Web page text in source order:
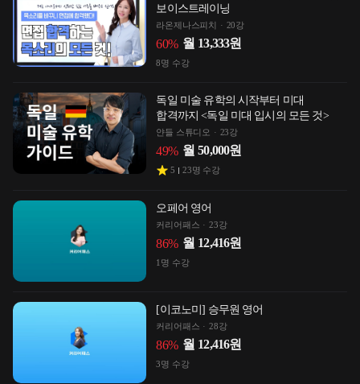
보이스트레이닝
라온제나스피치 20강
60% 월 13,333원
8명 수강
독일 미술 유학의 시작부터 미대
합격까지 <독일 미대 입시의 모든 것>
얀들 스튜디오 23강
49% 월 50,000원
5 23명 수강
오페어 영어
커리어패스 23강
86% 월 12,416원
1 명 수강
[이코노미] 승무원 영어
커리어패스 28강
86% 월 12,416원
3명 수강